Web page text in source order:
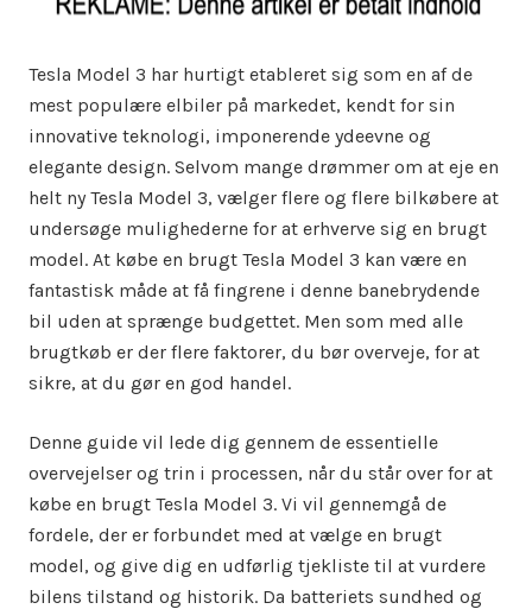
Tesla Model 3 har hurtigt etableret sig som en af de
mest populære elbiler på markedet, kendt for sin
innovative teknologi, imponerende ydeevne og
elegante design. Selvom mange drømmer om at eje en
helt ny Tesla Model 3, vælger flere og flere bilkøbere at
undersøge mulighederne for at erhverve sig en brugt
model. At købe en brugt Tesla Model 3 kan være en
fantastisk måde at få fingrene i denne banebrydende
bil uden at sprænge budgettet. Men som med alle
brugtkøb er der flere faktorer, du bør overveje, for at
sikre, at du gør en god handel.
Denne guide vil lede dig gennem de essentielle
overvejelser og trin i processen, når du står over for at
købe en brugt Tesla Model 3. Vi vil gennemgå de
fordele, der er forbundet med at vælge en brugt
model, og give dig en udførlig tjekliste til at vurdere
bilens tilstand og historik. Da batteriets sundhed og